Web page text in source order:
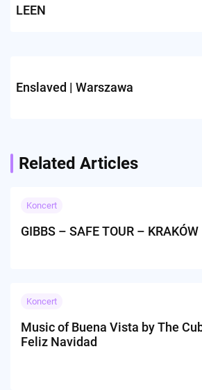
LEEN
Enslaved | Warszawa
Related Articles
Koncert
GIBBS – SAFE TOUR – KRAKÓW
Koncert
Music of Buena Vista by The
Feliz Navidad